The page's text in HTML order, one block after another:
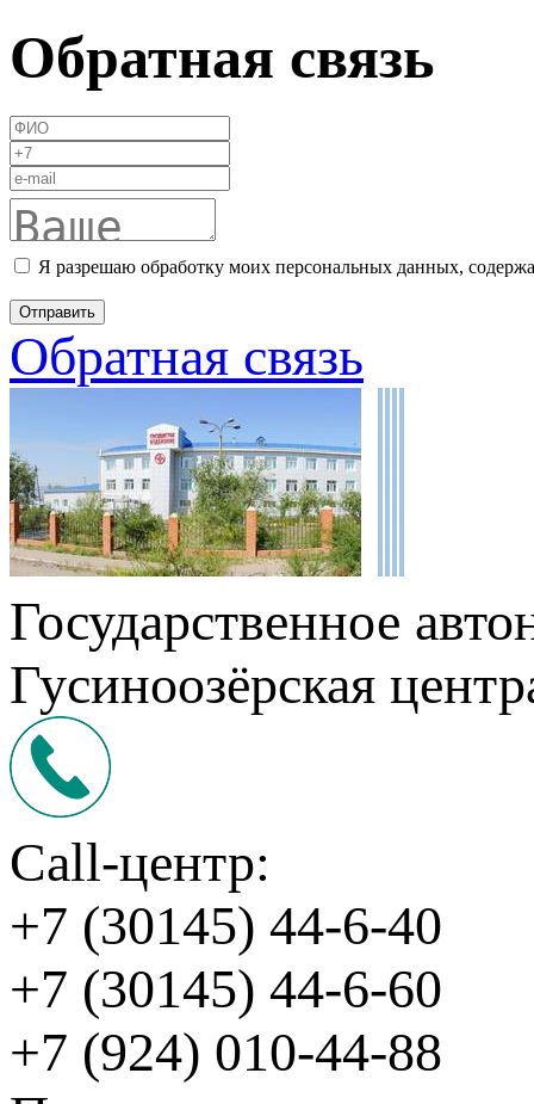
Обратная связь
Я разрешаю обработку моих персональных данных,
Обратная связь
Государственное
Гусиноозёрская
Call-центр:
+7 (30145) 44-6-40
+7 (30145) 44-6-60
+7 (924) 010-44-88